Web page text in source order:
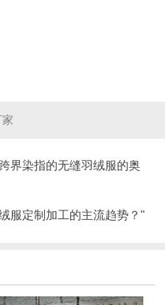
界染指的无缝羽绒服的奥
服定制加工的主流趋势？"